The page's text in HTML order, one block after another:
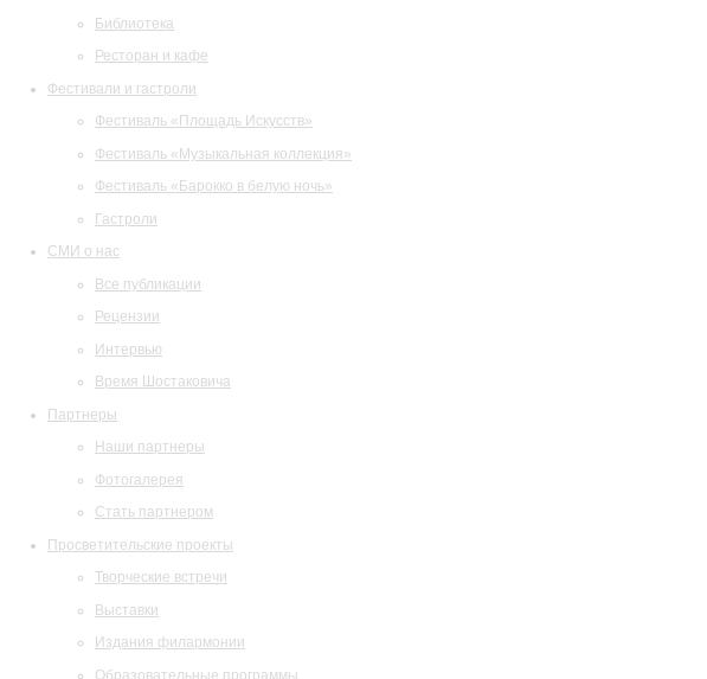
Библиотека
Ресторан и кафе
Фестивали и гастроли
Фестиваль «Площадь Искусств»
Фестиваль «Музыкальная коллекция»
Фестиваль «Барокко в белую ночь»
Гастроли
СМИ о нас
Все публикации
Рецензии
Интервью
Время Шостаковича
Партнеры
Наши партнеры
Фотогалерея
Стать партнером
Просветительские проекты
Творческие встречи
Выставки
Издания филармонии
Образовательные программы